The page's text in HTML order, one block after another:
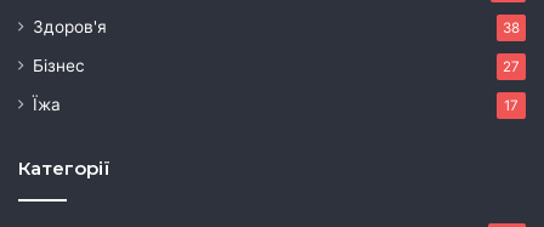
Здоров'я 38
Бізнес 27
Їжа 17
Категорії